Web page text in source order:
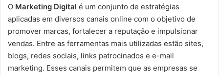
O Marketing Digital é um conjunto de estratégias
aplicadas em diversos canais online com o objetivo de
promover marcas, fortalecer a reputação e impulsionar
vendas. Entre as ferramentas mais utilizadas estão sites,
blogs, redes sociais, links patrocinados e e-mail
marketing. Esses canais permitem que as empresas se